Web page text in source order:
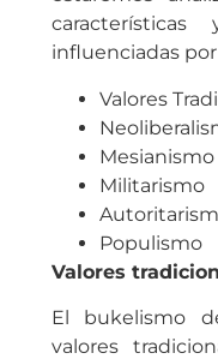
influenciadas
Valores
Mesianismo
Militarismo
Populismo
Valores
El bukelismo
valores